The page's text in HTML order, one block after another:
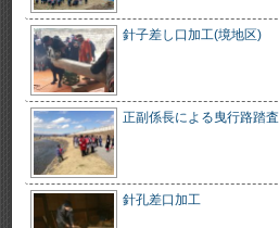
針子差し口加工(境地区)
正副係長による曳行路踏査
針孔差口加工